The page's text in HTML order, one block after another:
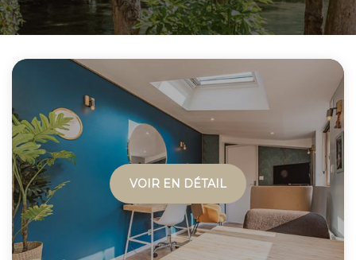
VOIR EN DÉTAIL